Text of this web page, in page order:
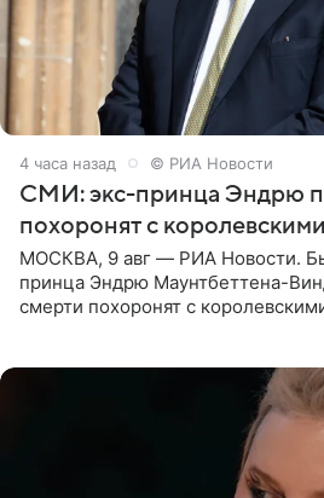
4 часа назад © РИА Новости
СМИ: экс-принца Эндрю
похоронят с
МОСКВА, 9 авг — РИА Новости.
принца Эндрю Маунтбеттена-
смерти похоронят с